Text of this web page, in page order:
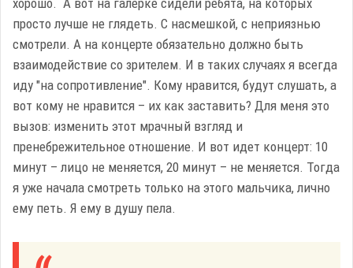
хорошо. А вот на галерке сидели ребята, на которых
просто лучше не глядеть. С насмешкой, с неприязнью
смотрели. А на концерте обязательно должно быть
взаимодействие со зрителем. И в таких случаях я всегда
иду "на сопротивление". Кому нравится, будут слушать, а
вот кому не нравится – их как заставить? Для меня это
вызов: изменить этот мрачный взгляд и
пренебрежительное отношение. И вот идет концерт: 10
минут – лицо не меняется, 20 минут – не меняется. Тогда
я уже начала смотреть только на этого мальчика, лично
ему петь. Я ему в душу пела.